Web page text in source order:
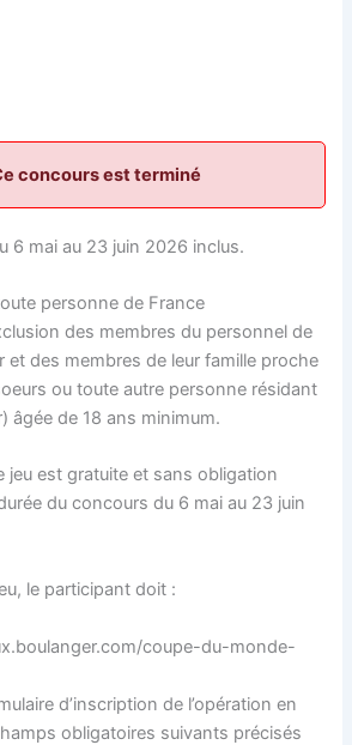
concours est terminé
6 mai au 23 juin 2026 inclus.
personne de France
des membres du personnel de
et des membres de leur famille proche
ou toute autre personne résidant
âgée de 18 ans minimum.
jeu est gratuite et sans obligation
du concours du 6 mai au 23 juin
le participant doit :
coupe-du-monde-
d’inscription de l’opération en
obligatoires suivants précisés